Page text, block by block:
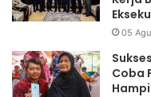
05
Coba